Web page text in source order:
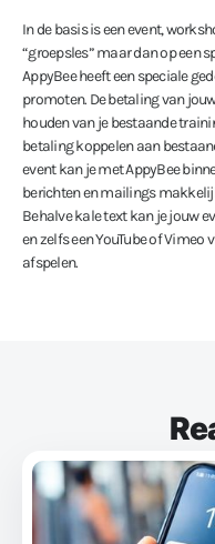
In de basis is een event,
“groepsles” maar dan op een
AppyBee heeft een speciale
promoten. De betaling van
houden van je bestaande
betaling koppelen aan
event kan je met AppyBee
berichten en mailings
Behalve kale text kan je jouw
en zelfs een YouTube of
afspelen.